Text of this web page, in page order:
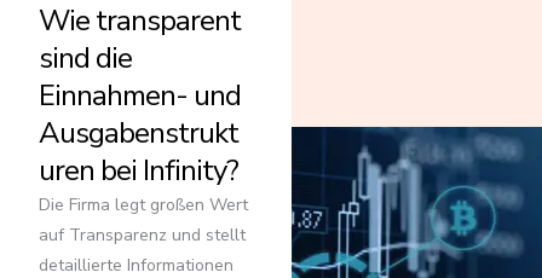
Wie transparent
sind die
Einnahmen- und
Ausgabenstrukt
uren bei Infinity?
Die Firma legt großen Wert
auf Transparenz und stellt
detaillierte Informationen